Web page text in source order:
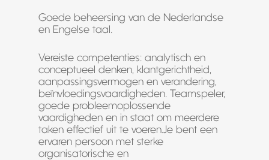
Goede beheersing van de Nederlandse
en Engelse taal.
Vereiste competenties: analytisch en
conceptueel denken, klantgerichtheid,
aanpassingsvermogen en verandering,
beïnvloedingsvaardigheden. Teamspeler,
goede probleemoplossende
vaardigheden en in staat om meerdere
taken effectief uit te voeren.Je bent een
ervaren persoon met sterke
organisatorische en